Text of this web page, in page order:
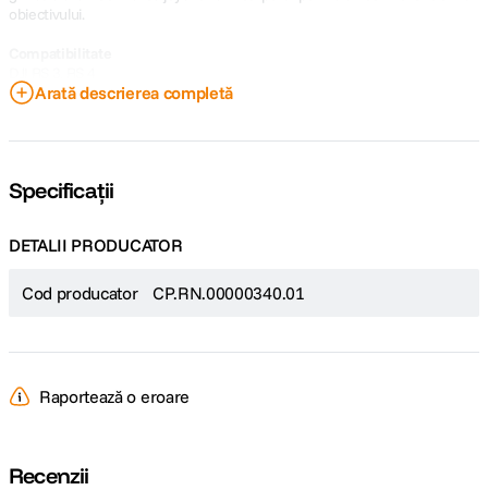
obiectivului.
DJI RS 3 Pro, RS 4 Pro
Arată descrierea completă
Specificații
DETALII PRODUCATOR
Cod producator CP.RN.00000340.01
Raportează o eroare
Recenzii